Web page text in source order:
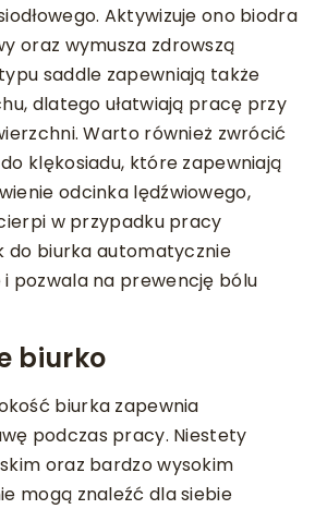
Aktywizuje ono biodra
oraz wymusza zdrowszą
saddle zapewniają także
dlatego ułatwiają pracę przy
Warto również zwrócić
klękosiadu, które zapewniają
odcinka lędźwiowego,
w przypadku pracy
do biurka automatycznie
pozwala na prewencję bólu
biurko
biurka zapewnia
podczas pracy. Niestety
oraz bardzo wysokim
mogą znaleźć dla siebie